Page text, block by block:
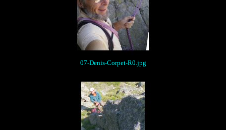
07-Denis-Corpet-R0.jpg